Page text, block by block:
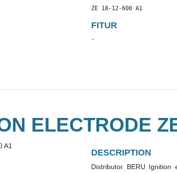
ZE 18-12-600 A1
FITUR
-
ELECTRODE
DESCRIPTION
Distributor BERU Ignition